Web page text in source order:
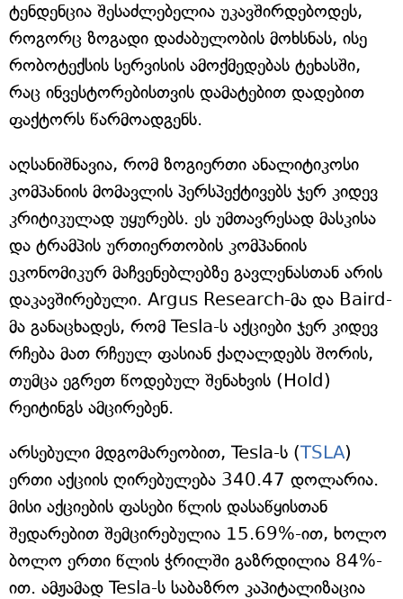
ტენდენცია შესაძლებელია უკავშირდებოდეს,
როგორც ზოგადი დაძაბულობის მოხსნას, ისე
რობოტექსის სერვისის ამოქმედებას ტეხასში,
რაც ინვესტორებისთვის დამატებით დადებით
ფაქტორს წარმოადგენს.
აღსანიშნავია, რომ ზოგიერთი ანალიტიკოსი
კომპანიის მომავლის პერსპექტივებს ჯერ კიდევ
კრიტიკულად უყურებს. ეს უმთავრესად მასკისა
და ტრამპის ურთიერთობის კომპანიის
ეკონომიკურ მაჩვენებლებზე გავლენასთან არის
დაკავშირებული. Argus Research-მა და Baird-
მა განაცხადეს, რომ Tesla-ს აქციები ჯერ კიდევ
რჩება მათ რჩეულ ფასიან ქაღალდებს შორის,
თუმცა ეგრეთ წოდებულ შენახვის (Hold)
რეიტინგს ამცირებენ.
არსებული მდგომარეობით, Tesla-ს (TSLA)
ერთი აქციის ღირებულება 340.47 დოლარია.
მისი აქციების ფასები წლის დასაწყისთან
შედარებით შემცირებულია 15.69%-ით, ხოლო
ბოლო ერთი წლის ჭრილში გაზრდილია 84%-
ით. ამჟამად Tesla-ს საბაზრო კაპიტალიზაცია